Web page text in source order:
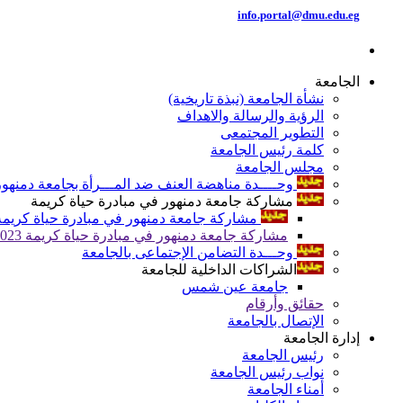
info.portal@dmu.edu.eg
الجامعة
نشأة الجامعة (نبذة تاريخية)
الرؤية والرسالة والاهداف
التطوير المجتمعى
كلمة رئيس الجامعة
مجلس الجامعة
وحــــدة مناهضة العنف ضد المـــرأة بجامعة
مشاركة جامعة دمنهور في مبادرة حياة كريمة
مشاركة جامعة دمنهور في مبادرة حياة كريمة
مشاركة جامعة دمنهور في مبادرة حياة كريمة 2023
وحـــدة التضامن الإجتماعى بالجامعة
الشراكات الداخلية للجامعة
جامعة عين شمس
حقائق وأرقام
الإتصال بالجامعة
إدارة الجامعة
رئيس الجامعة
نواب رئيس الجامعة
أمناء الجامعة